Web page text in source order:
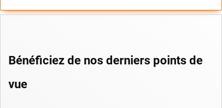
Bénéficiez de nos derniers points de
vue